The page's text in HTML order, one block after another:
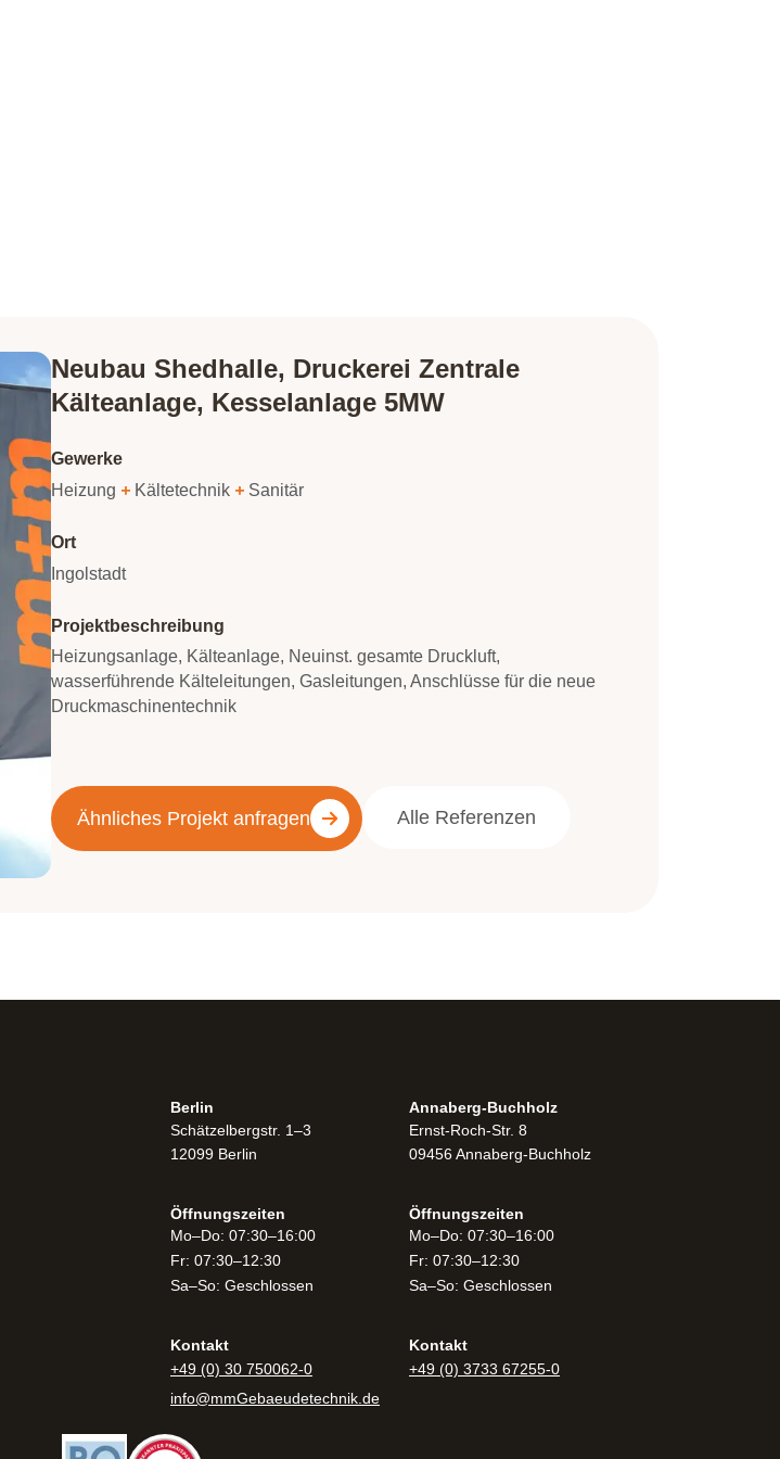
Neubau Shedhalle, Druckerei Zentrale
Kälteanlage, Kesselanlage 5MW
Gewerke
Heizung + Kältetechnik + Sanitär
Ort
Ingolstadt
Projektbeschreibung
Heizungsanlage, Kälteanlage, Neuinst. gesamte Druckluft,
wasserführende Kälteleitungen, Gasleitungen, Anschlüsse für die neue
Druckmaschinentechnik
Ähnliches Projekt anfragen Alle Referenzen
Berlin
Schätzelbergstr. 1–3
12099 Berlin
Öffnungszeiten​
Mo–Do: 07:30–16:00
Fr: 07:30–12:30
Sa–So: Geschlossen
Kontakt
+49 (0) 30 750062-0
info@mmGebaeudetechnik.de
Annaberg-Buchholz
Ernst-Roch-Str. 8
09456 Annaberg-Buchholz
Öffnungszeiten​
Mo–Do: 07:30–16:00
Fr: 07:30–12:30
Sa–So: Geschlossen
Kontakt
+49 (0) 3733 67255-0